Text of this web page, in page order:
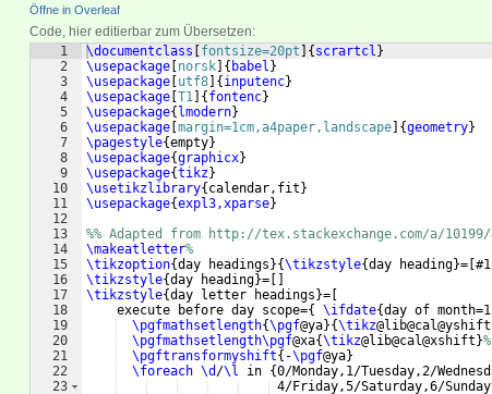
Öffne in Overleaf
Code, hier editierbar zum Übersetzen:
1
2
3
4
5
6
7
8
9
10
11
12
13
14
15
16
17
18
19
20
21
22
23
\documentclass fontsize=20pt { scrartcl }
\usepackage norsk { babel }
\usepackage utf8 { inputenc}
\usepackage T1 { fontenc}
\usepackage{ lmodern}
\usepackage margin=1cm,a4paper,landscape {geometry}
\pagestyle{empty}
\usepackage{graphicx}
\usepackage{tikz}
\usetikzlibrary{ calendar,fit }
\usepackage{expl3,xparse}
%% Adapted from http://tex.stackexchange.com/a/10199/
\makeatletter%
\tikzoption{day headings }{\tikzstyle{day heading}= #1
\tikzstyle{day heading}=
\tikzstyle{day letter headings }=
    execute before day scope=
{ \ifdate{day of month=1
\pgfmathsetlength{\pgf@ya}{\tikz@lib@cal@yshift
\pgfmathsetlength\pgf@xa{\tikz@lib@cal@xshift }%
\pgftransformyshift{ -\pgf@ya}
\foreach \d /\l in {0/Monday,1/Tuesday,2/
4/Friday,5/Saturday,6/Sunday